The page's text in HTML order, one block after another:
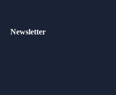
Newsletter